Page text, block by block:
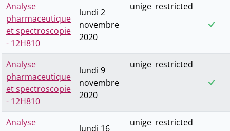
Analyse
pharmaceutique
et spectroscopie
- 12H810
lundi 2
novembre
2020
unige_restricted
Analyse
pharmaceutique
et spectroscopie
- 12H810
lundi 9
novembre
2020
unige_restricted
Analyse
lundi 16
unige_restricted